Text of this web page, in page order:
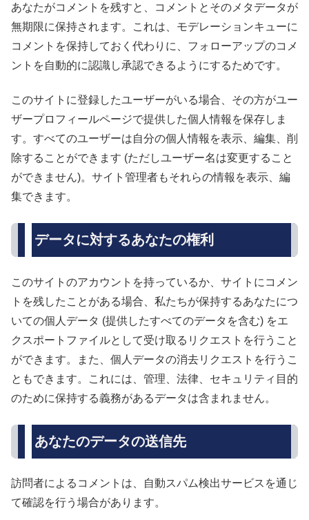
あなたがコメントを残すと、コメントとそのメタデータが
無期限に保持されます。これは、モデレーションキューに
コメントを保持しておく代わりに、フォローアップのコメ
ントを自動的に認識し承認できるようにするためです。
このサイトに登録したユーザーがいる場合、その方がユー
ザープロフィールページで提供した個人情報を保存しま
す。すべてのユーザーは自分の個人情報を表示、編集、削
除することができます (ただしユーザー名は変更すること
ができません)。サイト管理者もそれらの情報を表示、編
集できます。
データに対するあなたの権利
このサイトのアカウントを持っているか、サイトにコメン
トを残したことがある場合、私たちが保持するあなたにつ
いての個人データ (提供したすべてのデータを含む) をエ
クスポートファイルとして受け取るリクエストを行うこと
ができます。また、個人データの消去リクエストを行うこ
ともできます。これには、管理、法律、セキュリティ目的
のために保持する義務があるデータは含まれません。
あなたのデータの送信先
訪問者によるコメントは、自動スパム検出サービスを通じ
て確認を行う場合があります。